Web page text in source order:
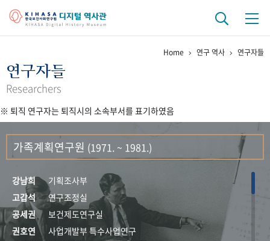
걸어온 길 기관 변천사
연구 역사
정책과 연구 키워드로 보는 연구 역사
연구자들
간행물 변천사
기록물 아카이브
사진 아카이브 문서 기록물 행정박물 영상 기록물
Home 연구 역사 연구자들
연구자들
Researchers
※ 퇴직 연구자는 퇴직시의 소속부서를 표기하였음
가족계획연구원 (1971. ~ 1981.)
강남희
기획조사부
고갑석
연구조정실
공세권
보건제도연구실
권호연
사업개발부 특수사업연구